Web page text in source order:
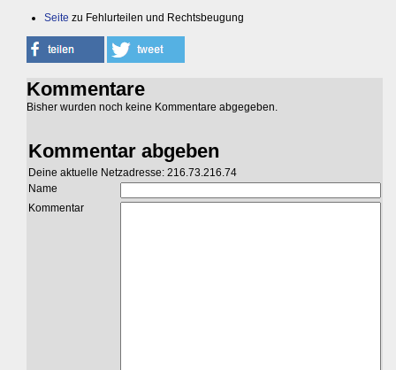
Seite zu Fehlurteilen und Rechtsbeugung
Kommentare
Bisher wurden noch keine Kommentare abgegeben.
Kommentar abgeben
Deine aktuelle Netzadresse: 216.73.216.74
Name
Kommentar